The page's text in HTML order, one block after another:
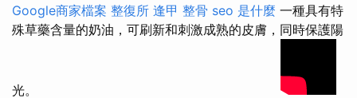
Google商家檔案 整復所 逢甲 整骨 seo 是什麼 一種具有特
殊草藥含量的奶油，可刷新和刺激成熟的皮膚，同時保護陽
光。